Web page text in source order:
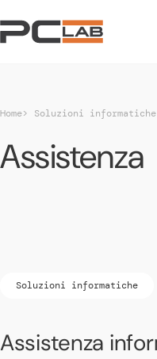
Home Soluzioni informatiche
Assistenza
Soluzioni informatiche
Assistenza